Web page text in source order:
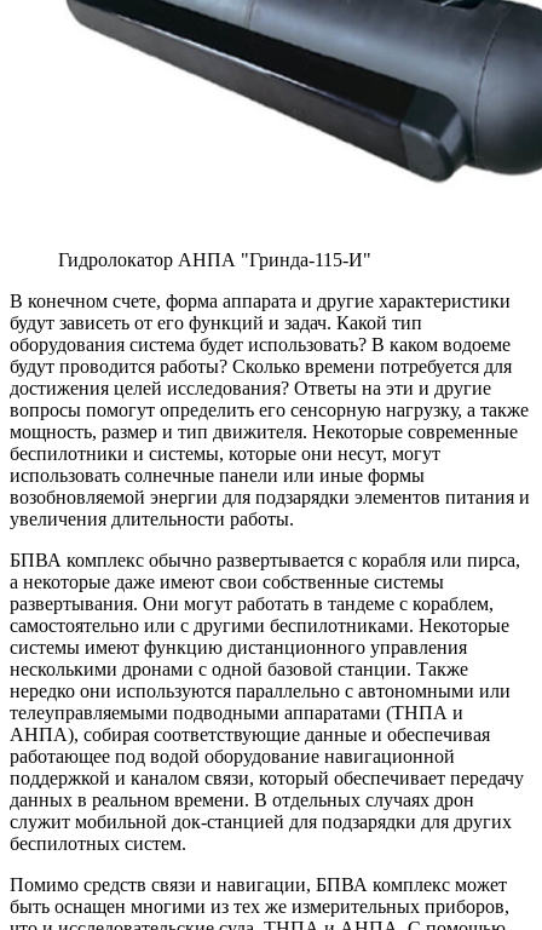
Гидролокатор АНПА "Гринда-115-И"
В конечном счете, форма аппарата и другие характеристики
будут зависеть от его функций и задач. Какой тип
оборудования система будет использовать? В каком водоеме
будут проводится работы? Сколько времени потребуется для
достижения целей исследования? Ответы на эти и другие
вопросы помогут определить его сенсорную нагрузку, а также
мощность, размер и тип движителя. Некоторые современные
беспилотники и системы, которые они несут, могут
использовать солнечные панели или иные формы
возобновляемой энергии для подзарядки элементов питания и
увеличения длительности работы.
БПВА комплекс обычно развертывается с корабля или пирса,
а некоторые даже имеют свои собственные системы
развертывания. Они могут работать в тандеме с кораблем,
самостоятельно или с другими беспилотниками. Некоторые
системы имеют функцию дистанционного управления
несколькими дронами с одной базовой станции. Также
нередко они используются параллельно с автономными или
телеуправляемыми подводными аппаратами (ТНПА и
АНПА), собирая соответствующие данные и обеспечивая
работающее под водой оборудование навигационной
поддержкой и каналом связи, который обеспечивает передачу
данных в реальном времени. В отдельных случаях дрон
служит мобильной док-станцией для подзарядки для других
беспилотных систем.
Помимо средств связи и навигации, БПВА комплекс может
быть оснащен многими из тех же измерительных приборов,